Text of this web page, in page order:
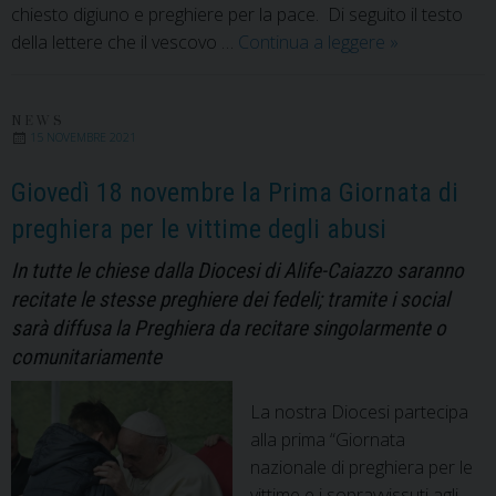
chiesto digiuno e preghiere per la pace. Di seguito il testo
della lettere che il vescovo … Continua a leggere Dona
L’iniziativa
diocesana
occasione
del
Ceneri
»
15 NOVEMBRE 2021
Giovedì 18 novembre la Prima Giornata di
preghiera per le vittime degli abusi
In tutte le chiese dalla Diocesi di Alife-Caiazzo saranno
recitate le stesse preghiere dei fedeli; tramite i social
sarà diffusa la Preghiera da recitare singolarmente o
comunitariamente
La nostra Diocesi partecipa
alla prima “Giornata
nazionale di preghiera per le